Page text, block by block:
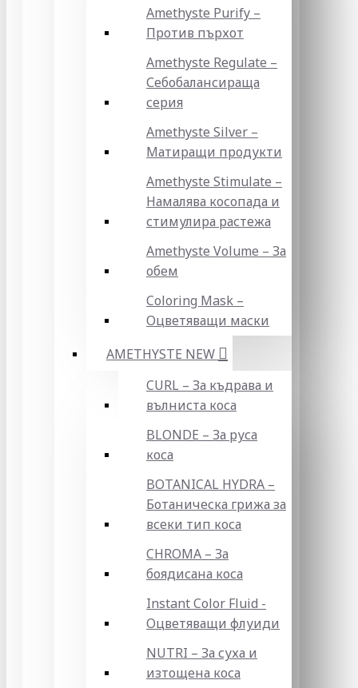
Amethyste Purify –
Против пърхот
Amethyste Regulate –
Себобалансираща
серия
Amethyste Silver –
Матиращи продукти
Amethyste Stimulate –
Намалява косопада и
стимулира растежа
Amethyste Volume – За
обем
Coloring Mask –
Оцветяващи маски
AMETHYSTE NEW
CURL – За къдрава и
вълниста коса
BLONDE – За руса
коса
BOTANICAL HYDRA –
Ботаническа грижа за
всеки тип коса
CHROMA – За
боядисана коса
Instant Color Fluid -
Оцветяващи флуиди
NUTRI – За суха и
изтощена коса